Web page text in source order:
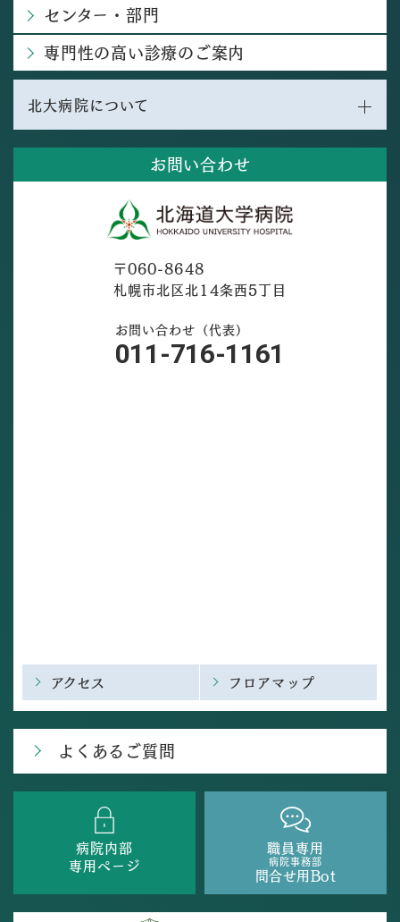
お問い合わせ
〒060-8648
札幌市北区北14条西5丁目
お問い合わせ（代表）
011-716-1161
アクセス フロアマップ
よくあるご質問
病院内部
専用ページ
職員専用
病院事務部
問合せ用Bot
センター・部門
専門性の高い診療のご案内
北大病院について